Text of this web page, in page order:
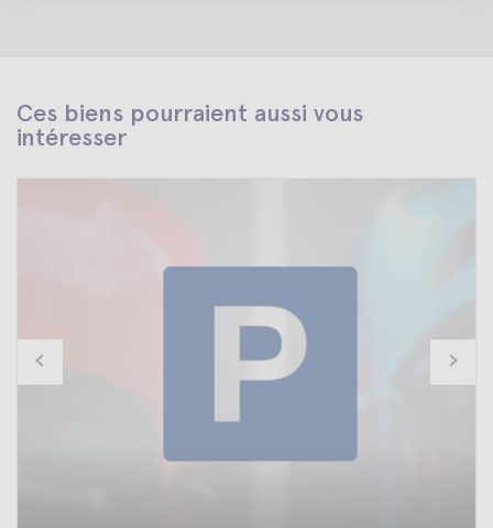
Ces biens pourraient aussi vous
intéresser